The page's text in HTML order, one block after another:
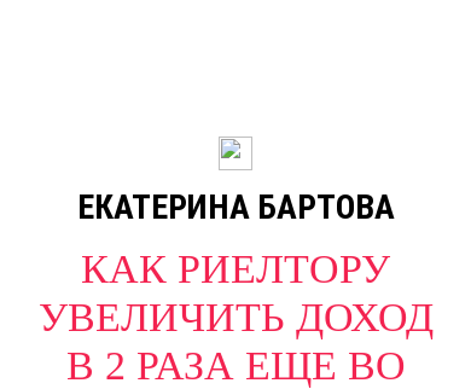
ЕКАТЕРИНА БАРТОВА
КАК РИЕЛТОРУ
УВЕЛИЧИТЬ ДОХОД
В 2 РАЗА ЕЩЕ ВО